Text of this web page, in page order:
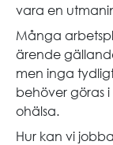
vara en
Många
ärende
men inga
behöver göras
ohälsa.
Hur kan vi